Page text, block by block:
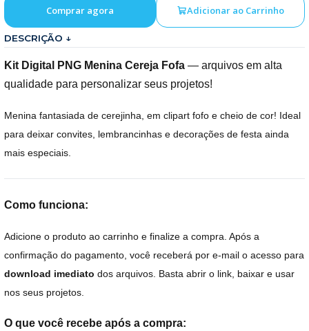
Adicionar ao Carrinho
Comprar agora
DESCRIÇÃO ↓
Kit Digital PNG Menina Cereja Fofa — arquivos em alta
qualidade para personalizar seus projetos!
Menina fantasiada de cerejinha, em clipart fofo e cheio de cor! Ideal
para deixar convites, lembrancinhas e decorações de festa ainda
mais especiais.
Como funciona:
Adicione o produto ao carrinho e finalize a compra. Após a
confirmação do pagamento, você receberá por e-mail o acesso para
download imediato dos arquivos. Basta abrir o link, baixar e usar
nos seus projetos.
O que você recebe após a compra: